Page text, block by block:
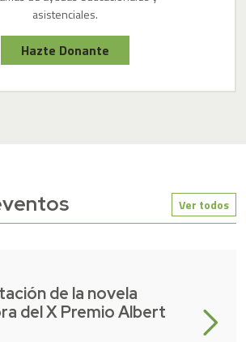
asistenciales.
Hazte Donante
Ver todos
de la novela
del X Premio Albert
Leer más